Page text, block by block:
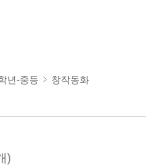
년-중등 창작동화
)